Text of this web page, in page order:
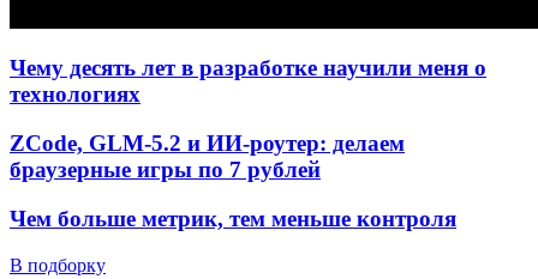
Чему десять лет в разработке научили меня о
технологиях
ZCode, GLM-5.2 и ИИ-роутер: делаем
браузерные игры по 7 рублей
Чем больше метрик, тем меньше контроля
В подборку